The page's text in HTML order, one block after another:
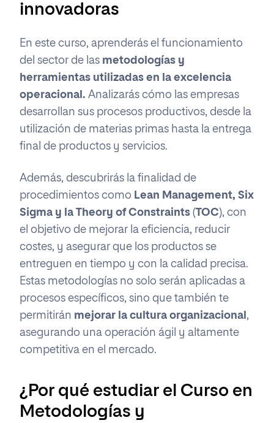
innovadoras
En este curso, aprenderás el funcionamiento
del sector de las metodologías y
herramientas utilizadas en la excelencia
operacional. Analizarás cómo las empresas
desarrollan sus procesos productivos, desde la
utilización de materias primas hasta la entrega
final de productos y servicios.
Además, descubrirás la finalidad de
procedimientos como Lean Management, Six
Sigma y la Theory of Constraints (TOC), con
el objetivo de mejorar la eficiencia, reducir
costes, y asegurar que los productos se
entreguen en tiempo y con la calidad precisa.
Estas metodologías no solo serán aplicadas a
procesos específicos, sino que también te
permitirán mejorar la cultura organizacional ,
asegurando una operación ágil y altamente
competitiva en el mercado.
¿Por qué estudiar el Curso en
Metodologías y